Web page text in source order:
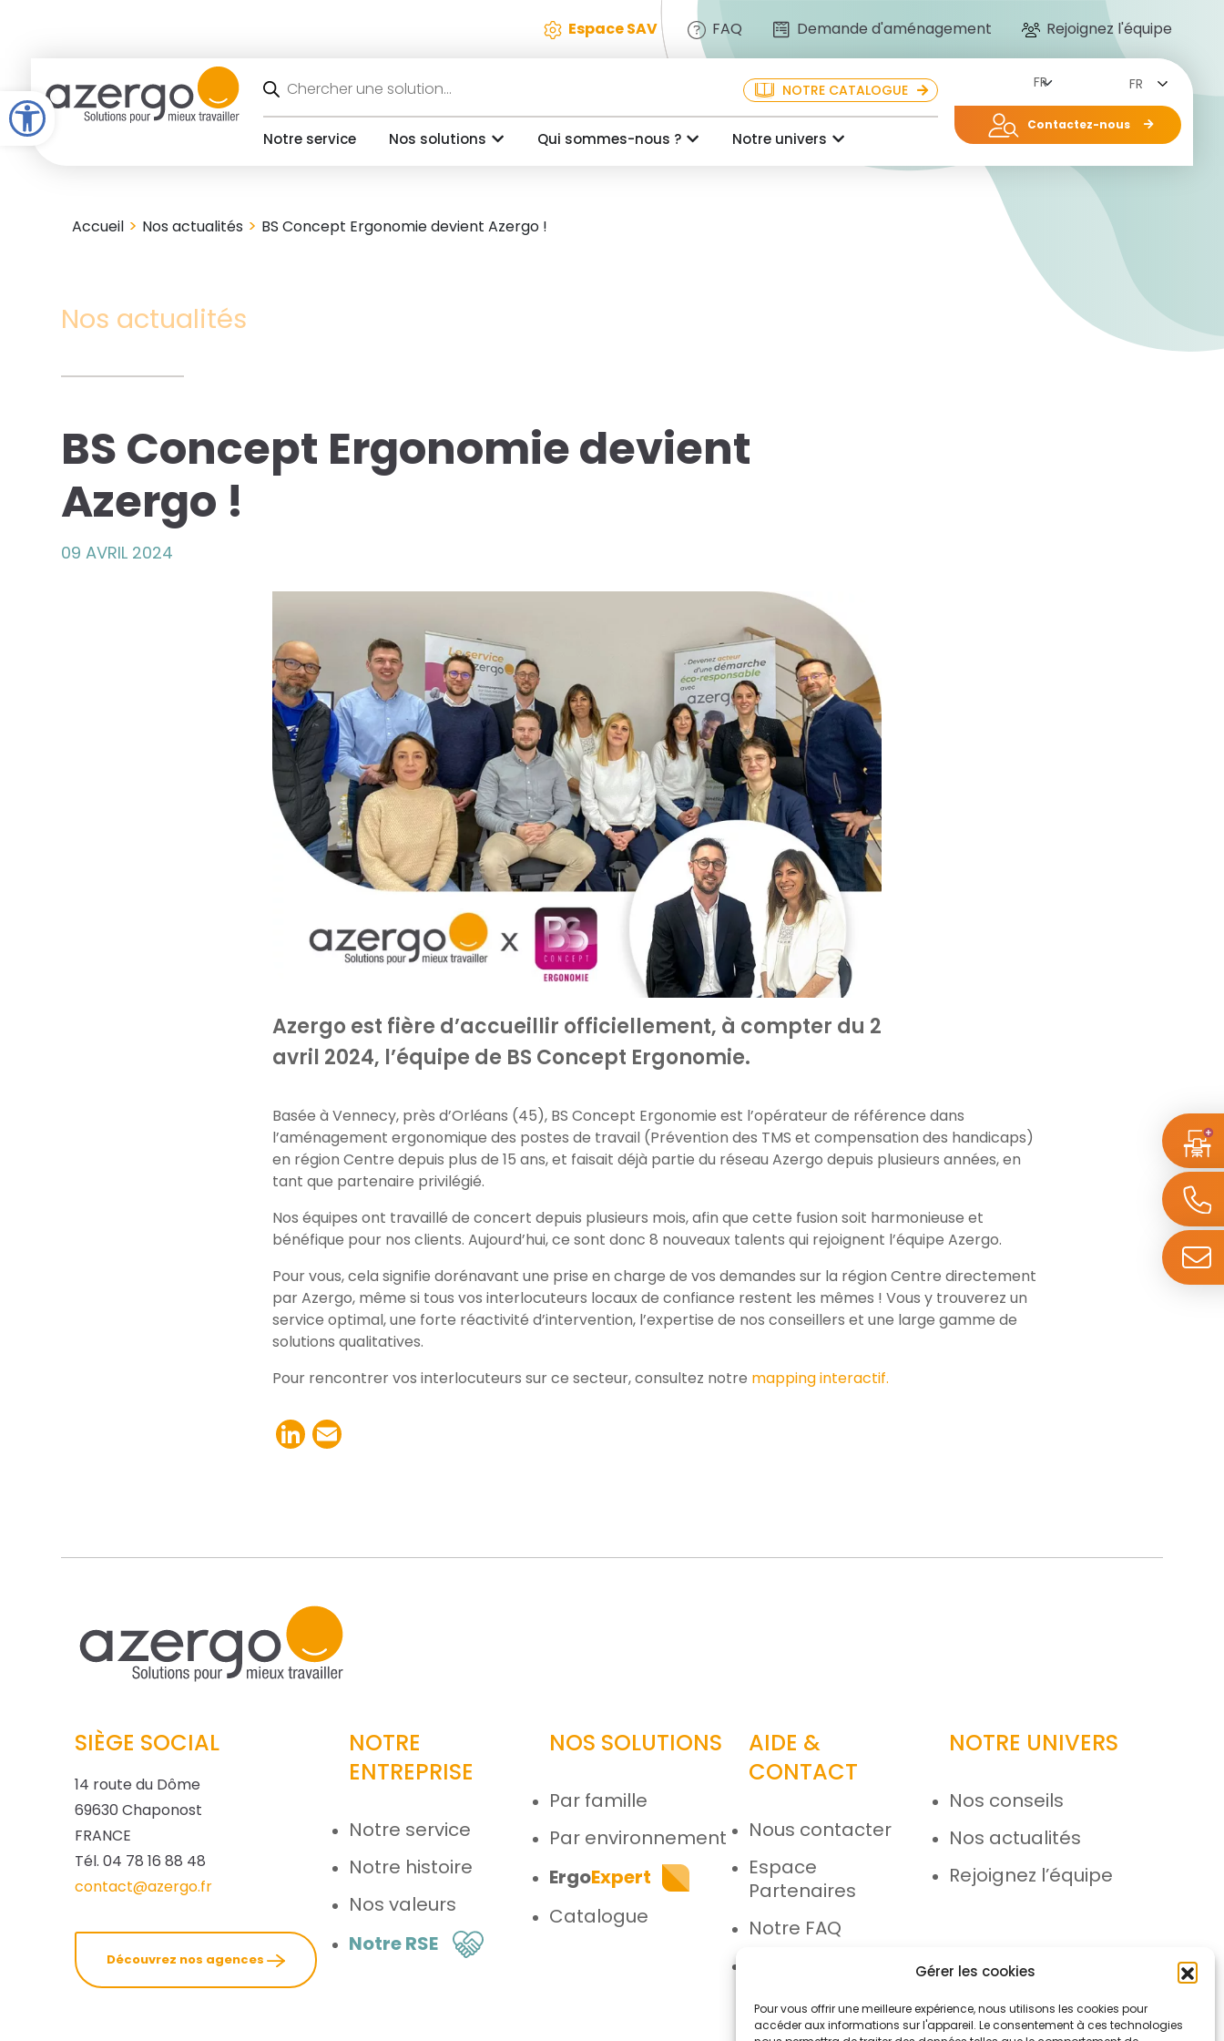
Open toolbar
Gérer les cookies
Pour vous offrir une meilleure expérience, nous utilisons les cookies pour
accéder aux informations sur l'appareil. Le consentement à ces technologies
Espace SAV FAQ Demande d'aménagement Rejoignez l'équipe
de
produits
NOTRE CATALOGUE
Notre service Nos solutions Qui sommes-nous ? Notre univers
FR
Contactez-nous
Accueil > Nos actualités > BS Concept Ergonomie devient Azergo !
Nos actualités
BS Concept Ergonomie devient
Azergo !
09 AVRIL 2024
Azergo est fière d’accueillir officiellement, à compter du 2
avril 2024, l’équipe de BS Concept Ergonomie.
Basée à Vennecy, près d’Orléans (45), BS Concept Ergonomie est l’opérateur de référence dans
l’aménagement ergonomique des postes de travail (Prévention des TMS et compensation des handicaps)
en région Centre depuis plus de 15 ans, et faisait déjà partie du réseau Azergo depuis plusieurs années, en
tant que partenaire privilégié.
Nos équipes ont travaillé de concert depuis plusieurs mois, afin que cette fusion soit harmonieuse et
bénéfique pour nos clients. Aujourd’hui, ce sont donc 8 nouveaux talents qui rejoignent l’équipe Azergo.
Pour vous, cela signifie dorénavant une prise en charge de vos demandes sur la région Centre directement
par Azergo, même si tous vos interlocuteurs locaux de confiance restent les mêmes ! Vous y trouverez un
service optimal, une forte réactivité d’intervention, l’expertise de nos conseillers et une large gamme de
solutions qualitatives.
Pour rencontrer vos interlocuteurs sur ce secteur, consultez notre mapping interactif.
LinkedIn
Email
SIÈGE SOCIAL
14 route du Dôme
69630 Chaponost
FRANCE
Tél. 04 78 16 88 48
contact@azergo.fr
Découvrez nos agences
NOTRE
ENTREPRISE
Notre service
Notre histoire
Nos valeurs
Notre RSE
NOS SOLUTIONS
Par famille
Par environnement
ErgoExpert
Catalogue
AIDE &
CONTACT
Nous contacter
Espace
Partenaires
Notre FAQ
NOTRE UNIVERS
Nos conseils
Nos actualités
Rejoignez l’équipe